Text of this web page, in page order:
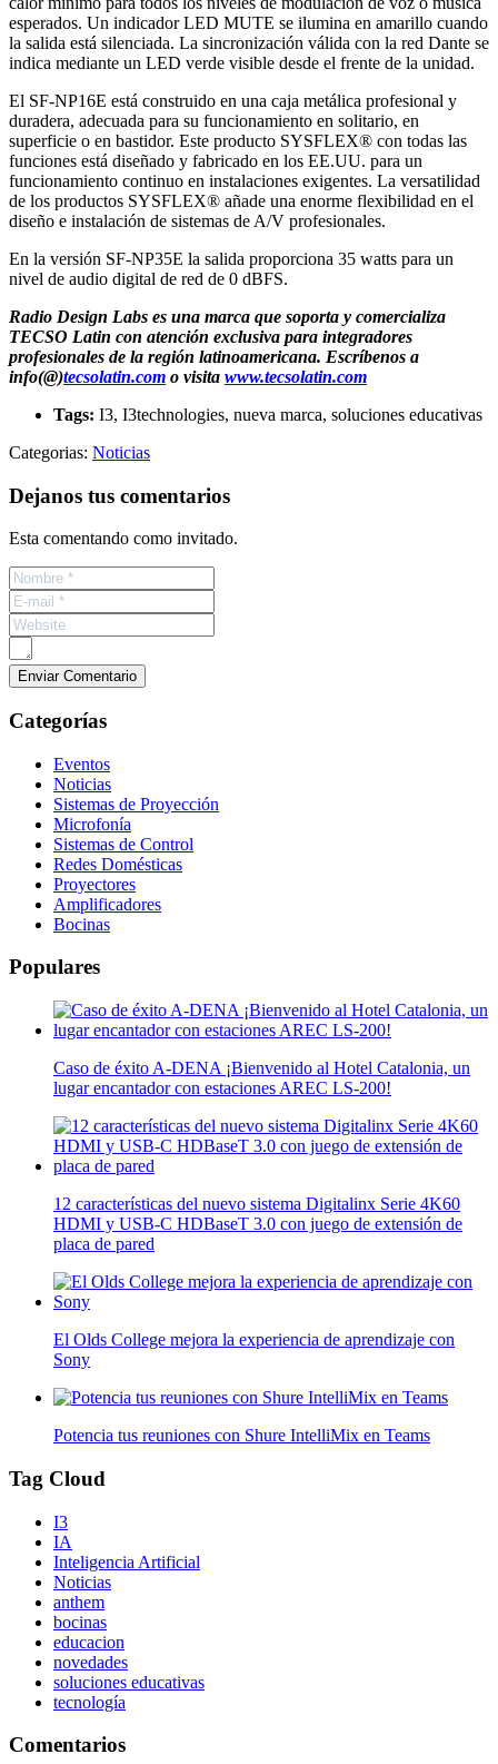
esperados. Un indicador LED MUTE se ilumina en amarillo cuando
la salida está silenciada. La sincronización válida con la red Dante se
indica mediante un LED verde visible desde el frente de la unidad.
El SF-NP16E está construido en una caja metálica profesional y
duradera, adecuada para su funcionamiento en solitario, en
superficie o en bastidor. Este producto SYSFLEX® con todas las
funciones está diseñado y fabricado en los EE.UU. para un
funcionamiento continuo en instalaciones exigentes. La versatilidad
de los productos SYSFLEX® añade una enorme flexibilidad en el
diseño e instalación de sistemas de A/V profesionales.
En la versión SF-NP35E la salida proporciona 35 watts para un
nivel de audio digital de red de 0 dBFS.
Radio Design Labs es una marca que soporta y comercializa
TECSO Latin con atención exclusiva para integradores
profesionales de la región latinoamericana. Escríbenos a
info(@)tecsolatin.com o visita www.tecsolatin.com
Tags: I3, I3technologies, nueva marca, soluciones educativas
Categorias: Noticias
Dejanos tus comentarios
Esta comentando como invitado.
Categorías
Eventos
Noticias
Sistemas de Proyección
Microfonía
Sistemas de Control
Redes Domésticas
Proyectores
Amplificadores
Bocinas
Populares
Caso de éxito A-DENA ¡Bienvenido al Hotel Catalonia, un
lugar encantador con estaciones AREC LS-200!
12 características del nuevo sistema Digitalinx Serie 4K60
HDMI y USB-C HDBaseT 3.0 con juego de extensión de
placa de pared
El Olds College mejora la experiencia de aprendizaje con
Sony
Potencia tus reuniones con Shure IntelliMix en Teams
Tag Cloud
I3
IA
Inteligencia Artificial
Noticias
anthem
bocinas
educacion
novedades
soluciones educativas
tecnología
Comentarios